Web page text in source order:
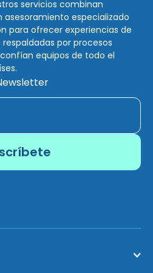
servicios combinan
especializado
para ofrecer experiencias de
por procesos
equipos de todo el